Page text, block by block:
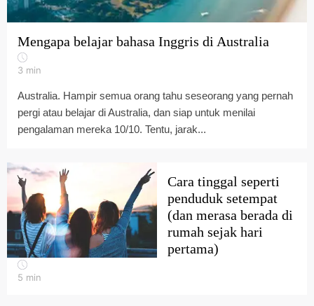
Mengapa belajar bahasa Inggris di Australia
3 min
Australia. Hampir semua orang tahu seseorang yang pernah
pergi atau belajar di Australia, dan siap untuk menilai
pengalaman mereka 10/10. Tentu, jarak...
Cara tinggal seperti
penduduk setempat
(dan merasa berada di
rumah sejak hari
pertama)
5 min